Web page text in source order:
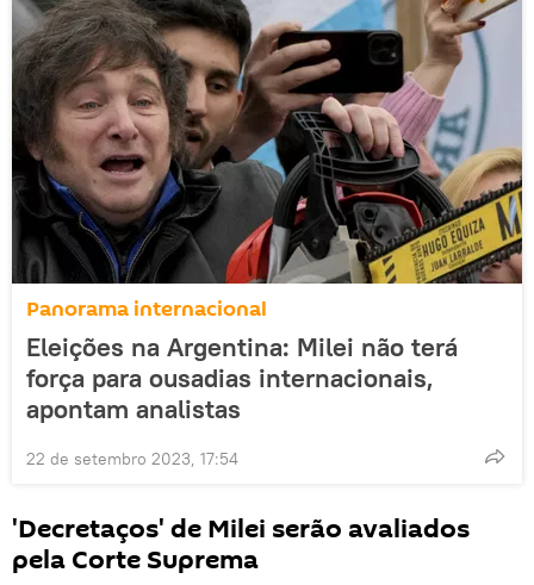
Panorama internacional
Eleições na Argentina: Milei não terá
força para ousadias internacionais,
apontam analistas
22 de setembro 2023, 17:54
'Decretaços' de Milei serão avaliados
pela Corte Suprema